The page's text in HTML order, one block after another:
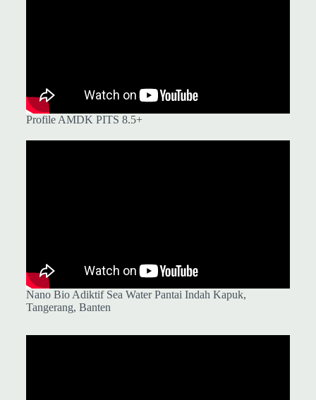
Profile AMDK PITS 8.5+
Nano Bio Adiktif Sea Water Pantai Indah Kapuk,
Tangerang, Banten